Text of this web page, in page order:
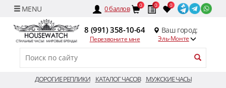
0баллов 0 0 0
8 (991) 358-10-64
Перезвоните мне
Ваш город:
Эль-Монте
ДОРОГИЕ РЕПЛИКИ КАТАЛОГ ЧАСОВ
МУЖСКИЕ ЧАСЫ